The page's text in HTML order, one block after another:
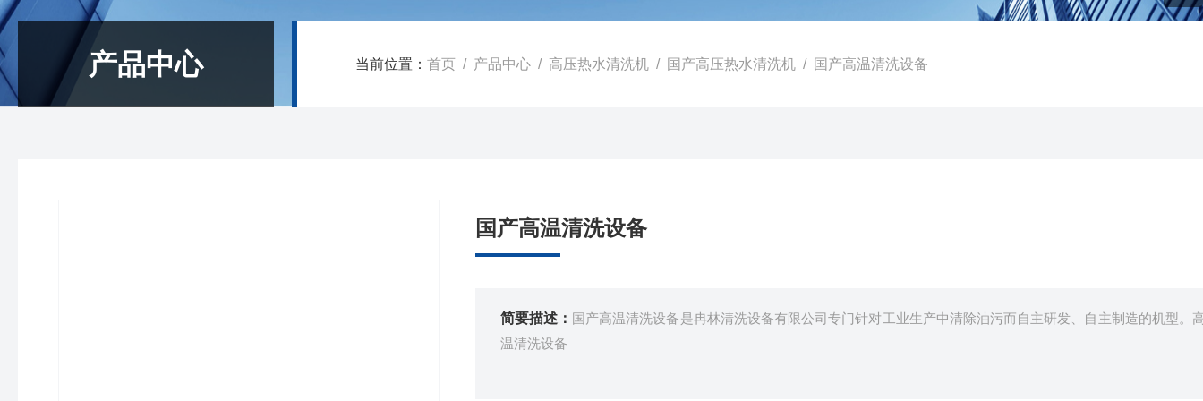
产品中心 当前位置： 首页 / 产品中心 / 高压热水清洗机 / 国产高压热水清洗机 / 国产高温清洗设备
国产高温清洗设备
简要描述： 国产高温清洗设备是冉林清洗设备有限公司专门针对工业生产中清除油污而自主研发、自主制造的机型。
温清洗设备